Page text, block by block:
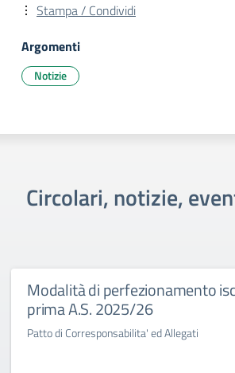
Stampa / Condividi
Argomenti
Notizie
Circolari, notizie,
Modalità di perfezionamento
prima A.S. 2025/26
Patto di Corresponsabilita' ed Allegati